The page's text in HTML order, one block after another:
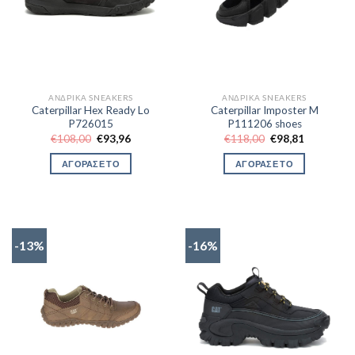
ΑΝΔΡΙΚΆ SNEAKERS
Caterpillar Hex Ready Lo
P726015
€108,00 Original
price
was:
€108,00.
€93,96Η
ΑΓΟΡΑΣΕ ΤΟ
ΑΝΔΡΙΚΆ SNEAKERS
Caterpillar Imposter M
P111206 shoes
€118,00 Original
price
was:
€118,00.
€98,81
ΑΓΟΡΑΣΕ ΤΟ
-13% -16%